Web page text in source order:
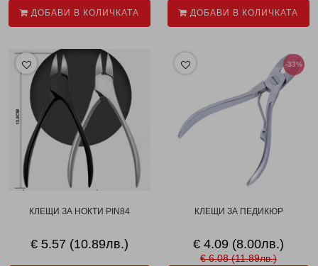
ДОБАВИ В КОЛИЧКАТА ДОБАВИ В КОЛИЧКАТА
КЛЕЩИ ЗА НОКТИ PIN84
€ 5.57 (10.89лв.)
-33%
КЛЕЩИ ЗА ПЕДИКЮР
€ 4.09 (8.00лв.)
€ 6.08 (11.89лв.)